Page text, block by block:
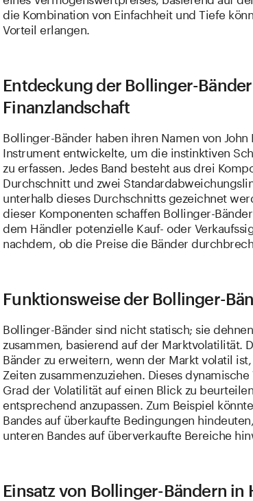
die Kombination von Einfachheit und Tiefe
Vorteil erlangen.
Entdeckung der Bollinger-
Finanzlandschaft
Bollinger-Bänder haben ihren Namen von
Instrument entwickelte, um die instinktiven
zu erfassen. Jedes Band besteht aus drei
Durchschnitt und zwei
unterhalb dieses Durchschnitts gezeichnet
dieser Komponenten schaffen Bollinger-
dem Händler potenzielle Kauf- oder
nachdem, ob die Preise die Bänder
Funktionsweise der Bollinger-
Bollinger-Bänder sind nicht statisch; sie
zusammen, basierend auf der Marktvolatilität.
Bänder zu erweitern, wenn der Markt volatil
Zeiten zusammenzuziehen. Dieses
Grad der Volatilität auf einen Blick zu
entsprechend anzupassen. Zum Beispiel
Bandes auf überkaufte Bedingungen
unteren Bandes auf überverkaufte Bereiche
Einsatz von Bollinger-Bändern in